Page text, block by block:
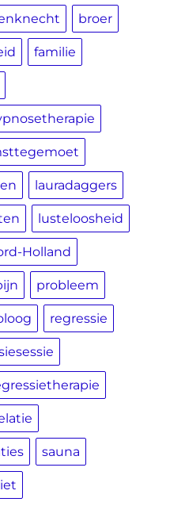
broer
familie
lauradaggers
lusteloosheid
Holland
probleem
regressie
sauna